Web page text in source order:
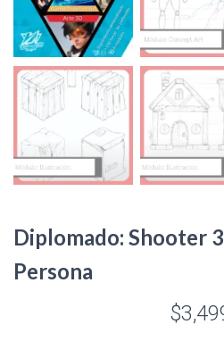
Diplomado: Shooter
Persona
$